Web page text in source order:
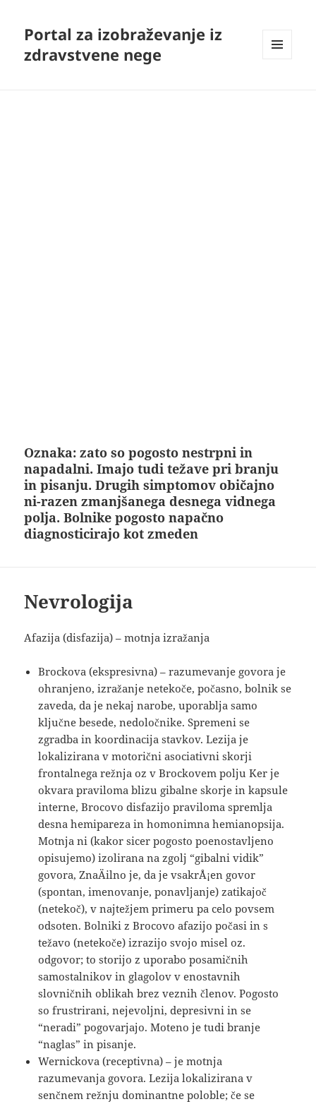
Portal za izobraževanje iz
zdravstvene nege
Oznaka:zato so pogosto nestrpni in
napadalni. Imajo tudi težave pri branju
in pisanju. Drugih simptomov običajno
ni-razen zmanjšanega desnega vidnega
polja. Bolnike pogosto napačno
diagnosticirajo kot zmeden
Nevrologija
Afazija (disfazija) – motnja izražanja
Brockova (ekspresivna) – razumevanje govora je
ohranjeno, izražanje netekoče, počasno, bolnik se
zaveda, da je nekaj narobe, uporablja samo
ključne besede, nedoločnike. Spremeni se
zgradba in koordinacija stavkov. Lezija je
lokalizirana v motorični asociativni skorji
frontalnega režnja oz v Brockovem polju Ker je
okvara praviloma blizu gibalne skorje in kapsule
interne, Brocovo disfazijo praviloma spremlja
desna hemipareza in homonimna hemianopsija.
Motnja ni (kakor sicer pogosto poenostavljeno
opisujemo) izolirana na zgolj “gibalni vidik”
govora, ZnaÄilno je, da je vsakrÅ¡en govor
(spontan, imenovanje, ponavljanje) zatikajoč
(netekoč), v najtežjem primeru pa celo povsem
odsoten. Bolniki z Brocovo afazijo počasi in s
težavo (netekoče) izrazijo svojo misel oz.
odgovor; to storijo z uporabo posamičnih
samostalnikov in glagolov v enostavnih
slovničnih oblikah brez veznih členov. Pogosto
so frustrirani, nejevoljni, depresivni in se
“neradi” pogovarjajo. Moteno je tudi branje
“naglas” in pisanje.
Wernickova (receptivna) – je motnja
razumevanja govora. Lezija lokalizirana v
senčnem režnju dominantne poloble; če se